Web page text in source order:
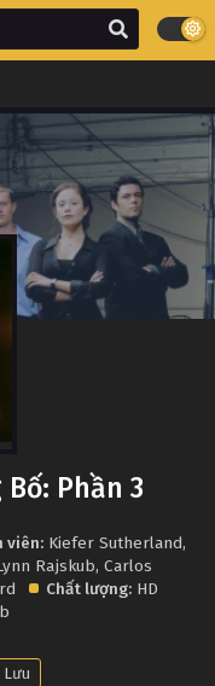
Phần 3
viên: Kiefer Sutherland,
Rajskub,Carlos
Chất lượng:
Lưu